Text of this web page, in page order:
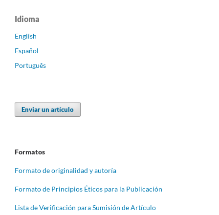
Idioma
English
Español
Português
Enviar un artículo
Formatos
Formato de originalidad y autoría
Formato de Principios Éticos para la Publicación
Lista de Verificación para Sumisión de Artículo